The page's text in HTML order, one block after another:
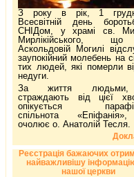
З року в рік, 1
Всесвітній день
СНІДом, у храмі св.
Мирлікійського,
Аскольдовій Могилі
заупокійний молебень на
тих людей, які померли
недуги.
За життя людьми,
страждають від цієї
опікується
спільнота
очолює о. Анатолій Тесля.
Реєстрація бажаючих
найважливішу
нашої церкви